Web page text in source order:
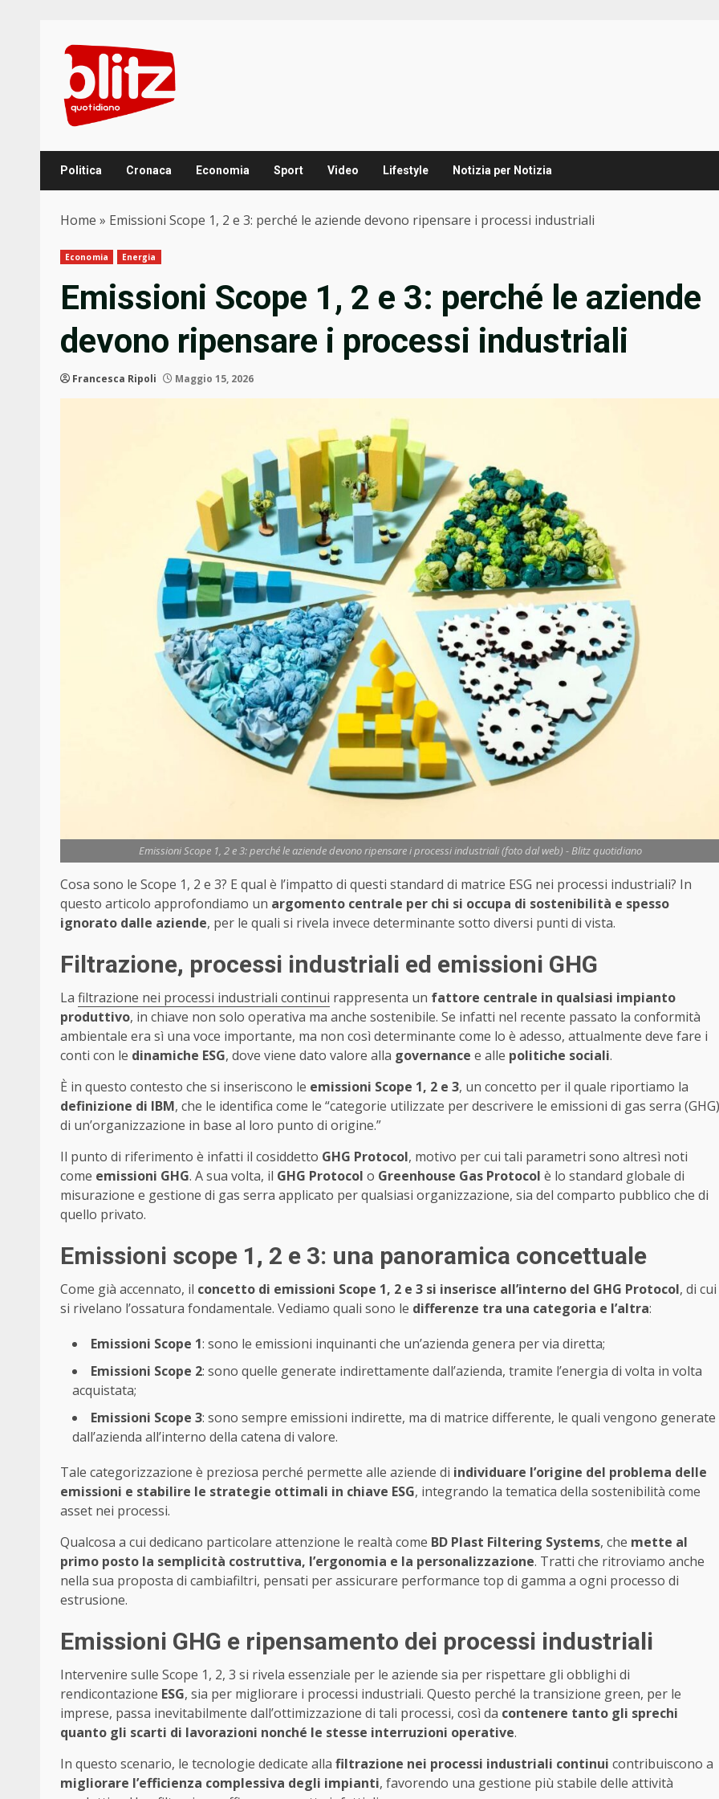
content
Politica Cronaca Economia Sport Video Lifestyle Notizia per Notizia
Home » Emissioni Scope 1, 2 e 3: perché le aziende devono ripensare i processi industriali
Economia Energia
Emissioni Scope 1, 2 e 3: perché le aziende
devono ripensare i processi industriali
Francesca Ripoli Maggio 15, 2026
Emissioni Scope 1, 2 e 3: perché le aziende devono ripensare i processi industriali (foto dal web) - Blitz quotidiano
Cosa sono le Scope 1, 2 e 3? E qual è l’impatto di questi standard di matrice ESG nei processi industriali? In
questo articolo approfondiamo un argomento centrale per chi si occupa di sostenibilità e spesso
ignorato dalle aziende, per le quali si rivela invece determinante sotto diversi punti di vista.
Filtrazione, processi industriali ed emissioni GHG
La filtrazione nei processi industriali continui rappresenta un fattore centrale in qualsiasi impianto
produttivo, in chiave non solo operativa ma anche sostenibile. Se infatti nel recente passato la conformità
ambientale era sì una voce importante, ma non così determinante come lo è adesso, attualmente deve fare i
conti con le dinamiche ESG, dove viene dato valore alla governance e alle politiche sociali.
È in questo contesto che si inseriscono le emissioni Scope 1, 2 e 3, un concetto per il quale riportiamo la
definizione di IBM, che le identifica come le “categorie utilizzate per descrivere le emissioni di gas serra (GHG)
di un’organizzazione in base al loro punto di origine.”
Il punto di riferimento è infatti il cosiddetto GHG Protocol, motivo per cui tali parametri sono altresì noti
come emissioni GHG. A sua volta, il GHG Protocol o Greenhouse Gas Protocol è lo standard globale di
misurazione e gestione di gas serra applicato per qualsiasi organizzazione, sia del comparto pubblico che di
quello privato.
Emissioni scope 1, 2 e 3: una panoramica concettuale
Come già accennato, il concetto di emissioni Scope 1, 2 e 3 si inserisce all’interno del GHG Protocol, di cui
si rivelano l’ossatura fondamentale. Vediamo quali sono le differenze tra una categoria e l’altra:
Emissioni Scope 1: sono le emissioni inquinanti che un’azienda genera per via diretta;
Emissioni Scope 2: sono quelle generate indirettamente dall’azienda, tramite l’energia di volta in volta
acquistata;
Emissioni Scope 3: sono sempre emissioni indirette, ma di matrice differente, le quali vengono generate
dall’azienda all’interno della catena di valore.
Tale categorizzazione è preziosa perché permette alle aziende di individuare l’origine del problema delle
emissioni e stabilire le strategie ottimali in chiave ESG, integrando la tematica della sostenibilità come
asset nei processi.
Qualcosa a cui dedicano particolare attenzione le realtà come BD Plast Filtering Systems, che mette al
primo posto la semplicità costruttiva, l’ergonomia e la personalizzazione. Tratti che ritroviamo anche
nella sua proposta di cambiafiltri, pensati per assicurare performance top di gamma a ogni processo di
estrusione.
Emissioni GHG e ripensamento dei processi industriali
Intervenire sulle Scope 1, 2, 3 si rivela essenziale per le aziende sia per rispettare gli obblighi di
rendicontazione ESG, sia per migliorare i processi industriali. Questo perché la transizione green, per le
imprese, passa inevitabilmente dall’ottimizzazione di tali processi, così da contenere tanto gli sprechi
quanto gli scarti di lavorazioni nonché le stesse interruzioni operative.
In questo scenario, le tecnologie dedicate alla filtrazione nei processi industriali continui contribuiscono a
migliorare l’efficienza complessiva degli impianti, favorendo una gestione più stabile delle attività